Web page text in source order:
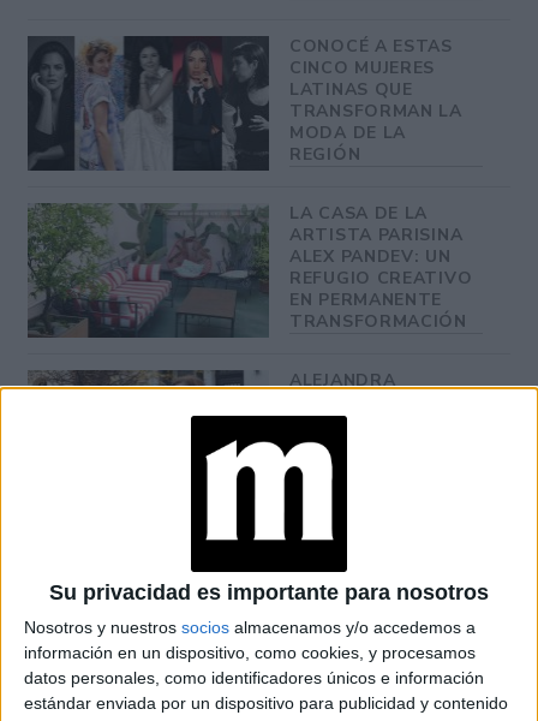
Su privacidad es importante para nosotros
Nosotros y nuestros socios almacenamos y/o accedemos a
información en un dispositivo, como cookies, y procesamos
datos personales, como identificadores únicos e información
estándar enviada por un dispositivo para publicidad y contenido
CONOCÉ A ESTAS
CINCO MUJERES
LATINAS QUE
TRANSFORMAN LA
MODA DE LA
REGIÓN
LA CASA DE LA
ARTISTA PARISINA
ALEX PANDEV: UN
REFUGIO CREATIVO
EN PERMANENTE
TRANSFORMACIÓN
ALEJANDRA
ECONOMISTA Y
AUTORA: “NADIE
ROMPE SOLA EL
Más ganas de comprometerse
Desde hace varias semanas, los códigos de seducción se
transformaron, dando paso alargas conversacionesque